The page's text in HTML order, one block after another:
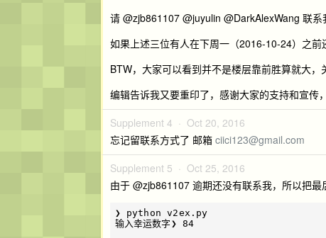
请 @zjb861107 @juyulin @DarkAlexWang 联系
如果上述三位有人在下周一（2016-10-24）之前
BTW，大家可以看到并不是楼层靠前胜算就大
编辑告诉我又要重印了，感谢大家的支持和宣传
Supplement 4 · Oct 20, 2016
忘记留联系方式了 邮箱 ciici123@gmail.com
Supplement 5 · Oct 25, 2016
由于 @zjb861107 逾期还没有联系我，所以把最
❯ python v2ex.py
输入幸运数字❯ 84